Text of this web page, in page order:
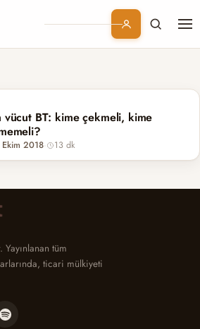
Branşlar
Konular
Kurumsal
vücut BT: kime çekmeli, kime
2018· 13 dk
tüm
ticari mülkiyeti